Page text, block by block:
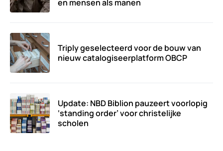
en mensen als manen
Triply geselecteerd voor de bouw van
nieuw catalogiseerplatform OBCP
Update: NBD Biblion pauzeert voorlopig
‘standing order’ voor christelijke
scholen